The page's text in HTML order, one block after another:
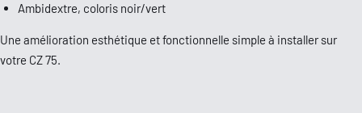
Ambidextre, coloris noir/vert
Une amélioration esthétique et fonctionnelle simple à installer sur
votre CZ 75.